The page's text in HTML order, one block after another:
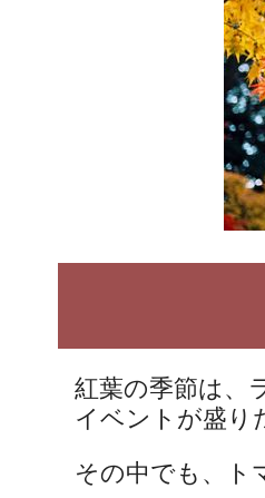
紅葉の季節は、
イベントが盛り
その中でも、ト